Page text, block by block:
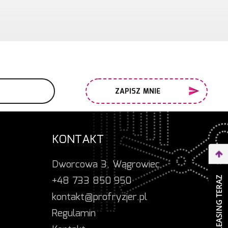
ZAPISZ MNIE
KONTAKT
Dworcowa 3, Wągrowiec
+48 733 850 950
kontakt@profryzjer.pl
Regulamin
WEŹ LEASING TERAZ